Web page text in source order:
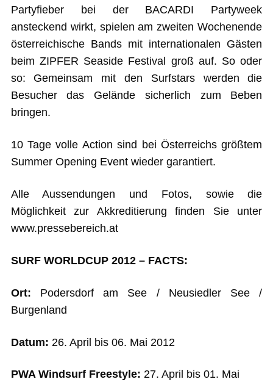
Partyfieber bei der BACARDI Partyweek
ansteckend wirkt, spielen am zweiten Wochenende
österreichische Bands mit internationalen Gästen
beim ZIPFER Seaside Festival groß auf. So oder
so: Gemeinsam mit den Surfstars werden die
Besucher das Gelände sicherlich zum Beben
bringen.
10 Tage volle Action sind bei Österreichs größtem
Summer Opening Event wieder garantiert.
Alle Aussendungen und Fotos, sowie die
Möglichkeit zur Akkreditierung finden Sie unter
www.pressebereich.at
SURF WORLDCUP 2012 – FACTS:
Ort: Podersdorf am See / Neusiedler See /
Burgenland
Datum: 26. April bis 06. Mai 2012
PWA Windsurf Freestyle: 27. April bis 01. Mai